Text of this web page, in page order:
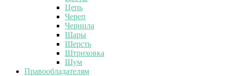
Цепь
Череп
Чернила
Шары
Шерсть
Штриховка
Шум
Правообладателям